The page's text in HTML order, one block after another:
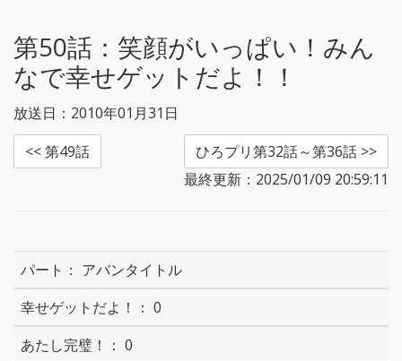
第50話： 笑顔がいっぱい！みん
なで幸せゲットだよ！！
放送日：2010年01月31日
<< 第49話
ひろプリ第32話～第36話 >>
最終更新：2025/01/09 20:59:11
アバンタイトル
0
0